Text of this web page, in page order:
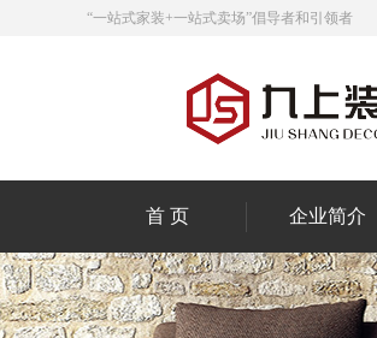
“一站式家装+一站式卖场”倡导者和引领者
首 页 企业简介